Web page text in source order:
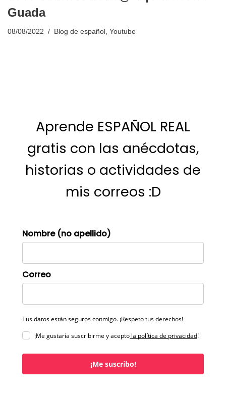
Guada
08/08/2022 Blog de español , Youtube
Aprende ESPAÑOL REAL
gratis con las anécdotas,
historias o actividades de
mis correos :D
Nombre (no apellido)
Correo
Tus datos están seguros conmigo. ¡Respeto tus derechos!
¡Me gustaría suscribirme y acepto la política de privacidad!
¡Me suscribo!